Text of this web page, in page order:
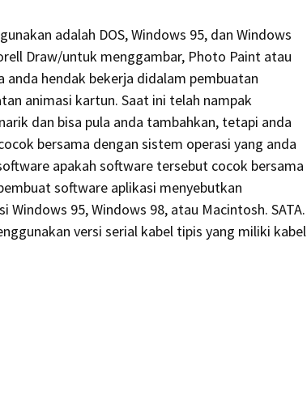
adalah DOS, Windows 95, dan Windows
Draw/untuk menggambar, Photo Paint atau
anda hendak bekerja didalam pembuatan
animasi kartun. Saat ini telah nampak
dan bisa pula anda tambahkan, tetapi anda
bersama dengan sistem operasi yang anda
apakah software tersebut cocok bersama
software aplikasi menyebutkan
95, Windows 98, atau Macintosh. SATA.
versi serial kabel tipis yang miliki kabel